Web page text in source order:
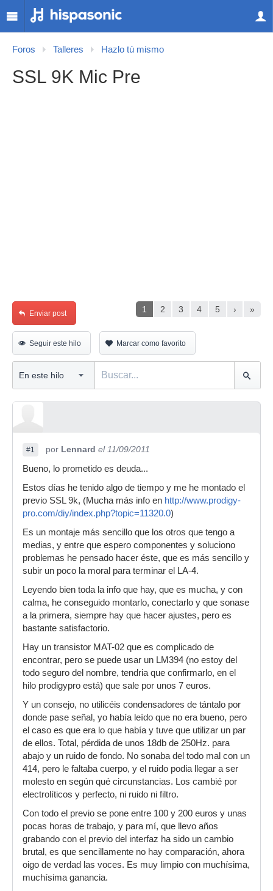
Foros Talleres Hazlo tú mismo
SSL 9K Mic Pre
1 2 3 4 5 › »
Enviar post
Seguir este hilo Marcar como favorito
#1 por Lennard el 11/09/2011
Bueno, lo prometido es deuda...
Estos días he tenido algo de tiempo y me he montado el
previo SSL 9k, (Mucha más info en http://www.prodigy-
pro.com/diy/index.php?topic=11320.0)
Es un montaje más sencillo que los otros que tengo a
medias, y entre que espero componentes y soluciono
problemas he pensado hacer éste, que es más sencillo y
subir un poco la moral para terminar el LA-4.
Leyendo bien toda la info que hay, que es mucha, y con
calma, he conseguido montarlo, conectarlo y que sonase
a la primera, siempre hay que hacer ajustes, pero es
bastante satisfactorio.
Hay un transistor MAT-02 que es complicado de
encontrar, pero se puede usar un LM394 (no estoy del
todo seguro del nombre, tendria que confirmarlo, en el
hilo prodigypro está) que sale por unos 7 euros.
Y un consejo, no utilicéis condensadores de tántalo por
donde pase señal, yo había leído que no era bueno, pero
el caso es que era lo que había y tuve que utilizar un par
de ellos. Total, pérdida de unos 18db de 250Hz. para
abajo y un ruido de fondo. No sonaba del todo mal con un
414, pero le faltaba cuerpo, y el ruido podia llegar a ser
molesto en según qué circunstancias. Los cambié por
electrolíticos y perfecto, ni ruido ni filtro.
Con todo el previo se pone entre 100 y 200 euros y unas
pocas horas de trabajo, y para mí, que llevo años
grabando con el previo del interfaz ha sido un cambio
brutal, es que sencillamente no hay comparación, ahora
oigo de verdad las voces. Es muy limpio con muchísima,
muchísima ganancia.